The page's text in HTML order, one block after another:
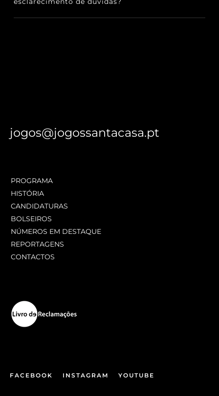
jogos@jogossantacasa.pt
PROGRAMA
HISTÓRIA
CANDIDATURAS
BOLSEIROS
NÚMEROS EM DESTAQUE
REPORTAGENS
CONTACTOS
FACEBOOK INSTAGRAM YOUTUBE